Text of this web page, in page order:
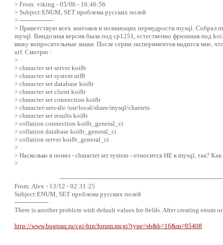
> From: viking - 05/06 - 16:46:56
> Subject:ENUM, SET проблема русских полей
> -----------------
> Приветствую всех знатоков и познающих пермудрости mysql. Собрал
mysql. Виндозная версия была под cp1251, естественно фрюшная под
вижу вопросительные знаки. После серии экспериментов видится мне,
utf. Смотрю :
>
> character set server koi8r
> character set system utf8
> character set database koi8r
> character set client koi8r
> character set connection koi8r
> character-sets-dir /usr/local/share/mysql/charsets
> character set results koi8r
> collation connection koi8r_general_ci
> collation database koi8r_general_ci
> collation server koi8r_general_ci
>
> Насколько я понял - character set system - относится НЕ к mysql, так?
>
From: Alex - 13/12 - 02:31:25
Subject:ENUM, SET проблема русских полей
-----------------
There is another problem with default values for fields. After creating enum
http://www.bugtraq.ru/cgi-bin/forum.mcgi?type=sb&b=16&m=95408